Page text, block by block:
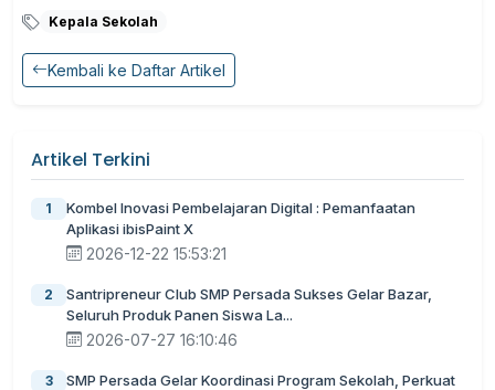
Kepala Sekolah
Kembali ke Daftar Artikel
Artikel Terkini
1
Kombel Inovasi Pembelajaran Digital : Pemanfaatan
Aplikasi ibisPaint X
2026-12-22 15:53:21
2
Santripreneur Club SMP Persada Sukses Gelar Bazar,
Seluruh Produk Panen Siswa La...
2026-07-27 16:10:46
3
SMP Persada Gelar Koordinasi Program Sekolah, Perkuat